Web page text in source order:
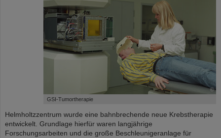
©
GSI-Tumortherapie
Helmholtzzentrum wurde eine bahnbrechende neue Krebstherapie
entwickelt. Grundlage hierfür waren langjährige
Forschungsarbeiten und die große Beschleunigeranlage für